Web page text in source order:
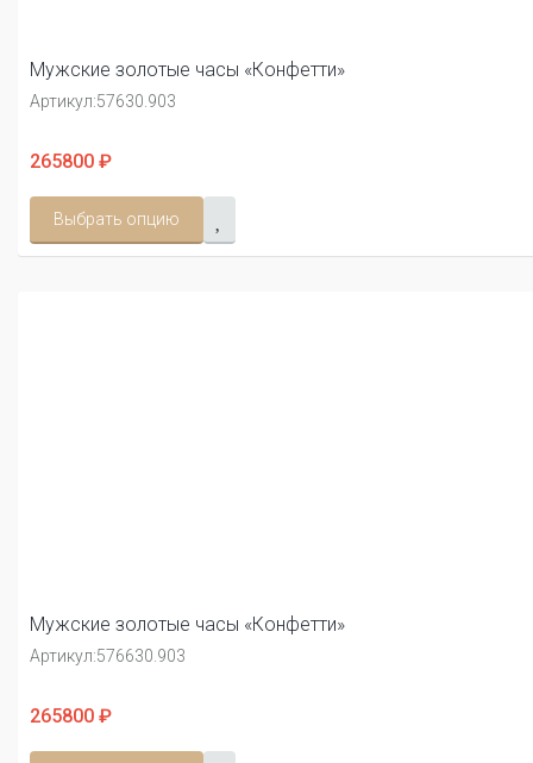
Мужские золотые часы «Конфетти»
Артикул:57630.903
265800 ₽
Выбрать опцию
Мужские золотые часы «Конфетти»
Артикул:576630.903
265800 ₽